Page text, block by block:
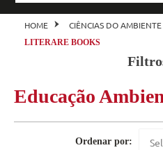
HOME CIÊNCIAS DO AMBIENTE
LITERARE BOOKS
Educação Ambiental (1)
Literare Books
Veja todas as opções
Educação
Ordenar por: